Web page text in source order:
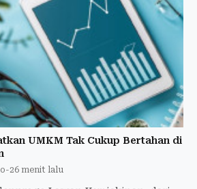
UMKM Tak Cukup Bertahan di
-26 menit lalu